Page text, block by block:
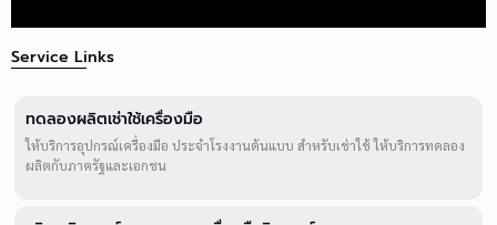
Service Links
ทดลองผลิตเช่าใช้เครื่องมือ
ให้บริการอุปกรณ์เครื่องมือ ประจำโรงงานต้นแบบ สำหรับเช่าใช้ ให้บริการทดลอง
ผลิตกับภาครัฐและเอกชน